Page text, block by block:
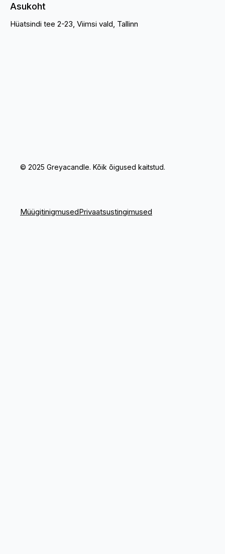
Asukoht
Hüatsindi tee 2-23, Viimsi vald, Tallinn
© 2025 Greyacandle. Kõik õigused kaitstud.
MüügitinigmusedPrivaatsustingimused